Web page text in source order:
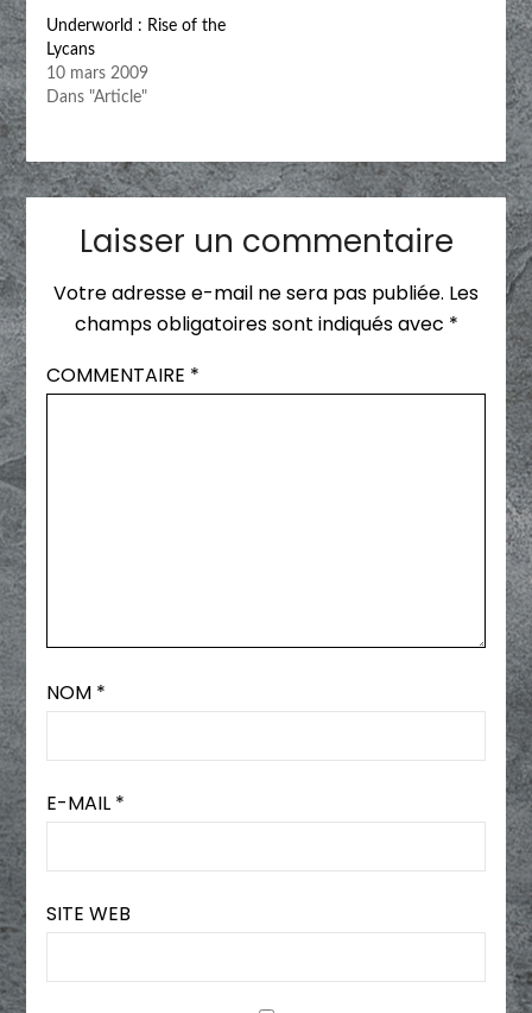
Underworld : Rise of the
Lycans
10 mars 2009
Dans "Article"
Laisser un commentaire
Votre adresse e-mail ne sera pas publiée. Les
champs obligatoires sont indiqués avec *
COMMENTAIRE *
NOM *
E-MAIL *
SITE WEB